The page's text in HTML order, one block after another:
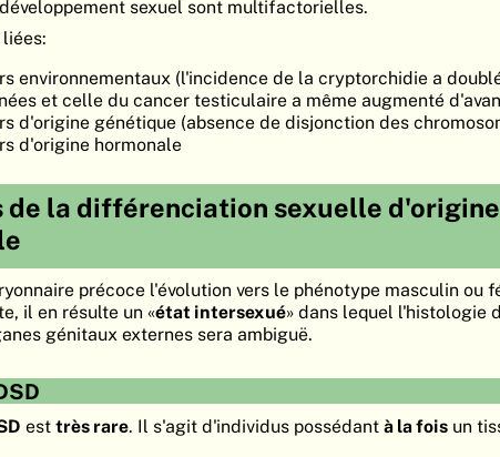
sexuel sont multifactorielles.
environnementaux (l'incidence de la cryptorchidie a
et celle du cancer testiculaire a même augmenté
d'origine génétique (absence de disjonction des
d'origine hormonale
de la différenciation sexuelle
précoce l'évolution vers le phénotype masculin ou
il en résulte un «état intersexué» dans lequel l'histologie
génitaux externes sera ambiguë.
est très rare. Il s'agit d'individus possédant à la fois un